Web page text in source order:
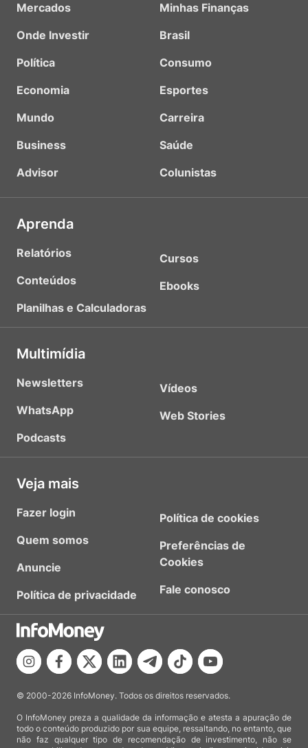
Mercados
Onde Investir
Política
Economia
Mundo
Business
Advisor
Minhas Finanças
Brasil
Consumo
Esportes
Carreira
Saúde
Colunistas
Aprenda
Relatórios
Conteúdos
Planilhas e Calculadoras
Cursos
Ebooks
Multimídia
Newsletters
WhatsApp
Podcasts
Vídeos
Web Stories
Veja mais
Fazer login
Quem somos
Anuncie
Política de privacidade
Política de cookies
Preferências de
Cookies
Fale conosco
© 2000-2026 InfoMoney. Todos os direitos reservados.
O InfoMoney preza a qualidade da informação e atesta a apuração de
todo o conteúdo produzido por sua equipe, ressaltando, no entanto, que
não faz qualquer tipo de recomendação de investimento, não se